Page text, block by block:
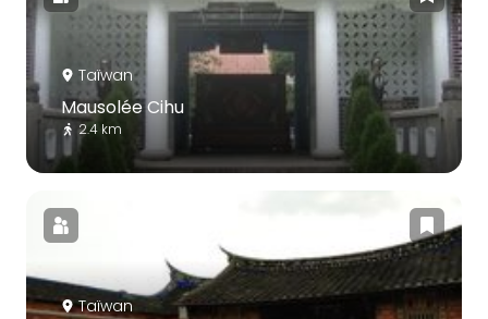
Taïwan
Mausolée Cihu
2.4 km
Taïwan